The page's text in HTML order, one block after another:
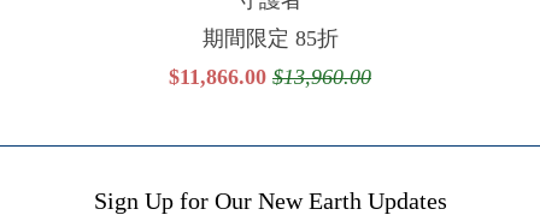
期間限定 85折
$11,866.00 $13,960.00
Sign Up for Our New Earth Updates